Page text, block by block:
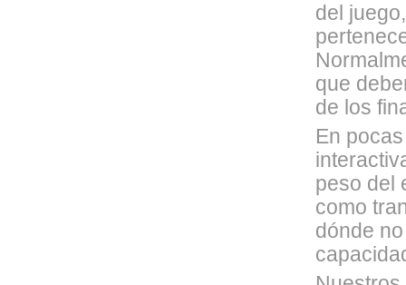
del
que
de los
En
peso del
como
dónde